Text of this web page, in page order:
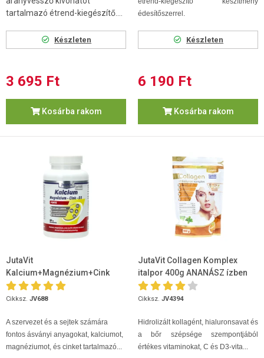
tartalmazó étrend-kiegészítő....
Készleten
3 695 Ft
Kosárba rakom
édesítőszerrel.
Készleten
6 190 Ft
Kosárba rakom
JutaVit
Kalcium+Magnézium+Cink
Forte 90 db
Cikksz. JV688
A szervezet és a sejtek számára
fontos ásványi anyagokat, kalciumot,
magnéziumot, és cinket tartalmazó...
JutaVit Collagen Komplex
italpor 400g ANANÁSZ ízben
Cikksz. JV4394
Hidrolizált kollagént, hialuronsavat és
a bőr szépsége szempontjából
értékes vitaminokat, C és D3-vita...